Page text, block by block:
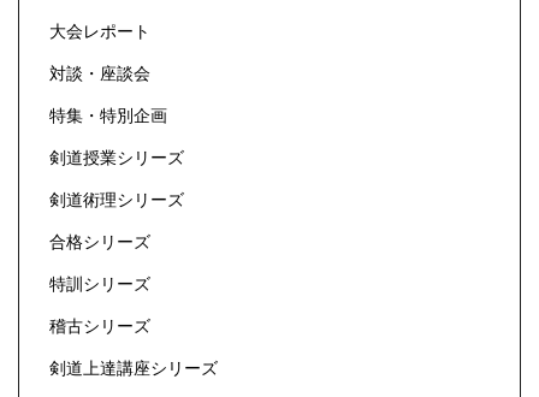
大会レポート
対談・座談会
特集・特別企画
剣道授業シリーズ
剣道術理シリーズ
合格シリーズ
特訓シリーズ
稽古シリーズ
剣道上達講座シリーズ